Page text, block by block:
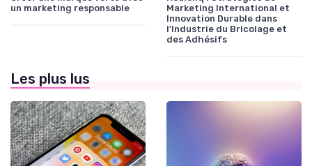
un marketing responsable
Marketing International et
Innovation Durable dans
l'Industrie du Bricolage et
des Adhésifs
Les plus lus